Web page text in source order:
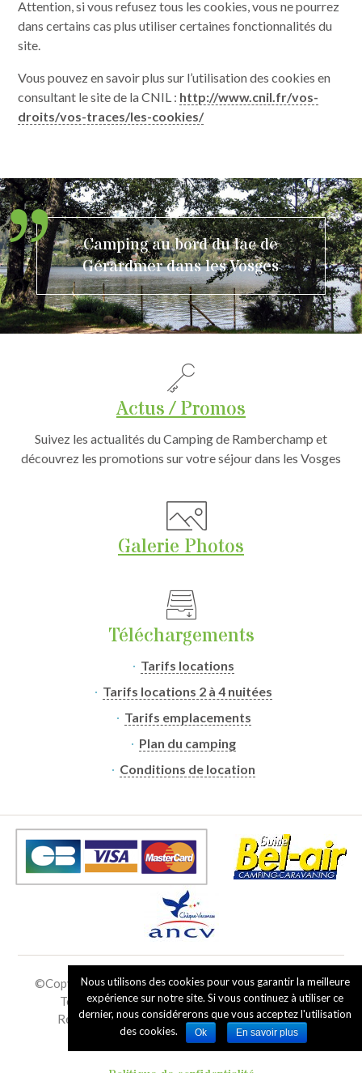
Attention, si vous refusez tous les cookies, vous ne pourrez
dans certains cas plus utiliser certaines fonctionnalités du
site.
Vous pouvez en savoir plus sur l’utilisation des cookies en
consultant le site de la CNIL : http://www.cnil.fr/vos-
droits/vos-traces/les-cookies/
Camping au bord du lac de
Gérardmer dans les Vosges
Actus / Promos
Suivez les actualités du Camping de Ramberchamp et
découvrez les promotions sur votre séjour dans les Vosges
Galerie Photos
Téléchargements
Tarifs locations
Tarifs locations 2 à 4 nuitées
Tarifs emplacements
Plan du camping
Conditions de location
©Copyright2019 - 2026Camping de Ramberchamp|
Tous droits réservés - Reproduction interdite
Réalisation :Francecom, creation site internet
Mentions légales
Nous utilisons des cookies pour vous garantir la meilleure
expérience sur notre site. Si vous continuez à utiliser ce
dernier, nous considérerons que vous acceptez l'utilisation
des cookies.
Ok En savoir plus